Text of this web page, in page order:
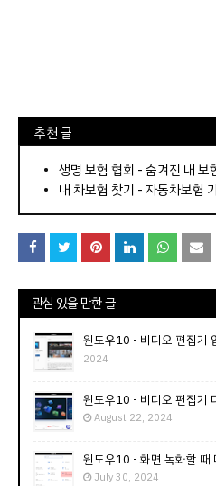
⠀추천 글
⠀­­­­­­­­؜؜؜؜­­­­­­­­؜؜؜؜• 생명 보험 협회 - 숨겨진 내 보
내 차보험 찾기 - 자동차보험
관심 있을 만한 글
윈도우10 - 비디오 편집기
2024
윈도우10 - 비디오 편집기
August 22, 2024
윈도우10 - 화면 녹화할 때
July 30, 2024